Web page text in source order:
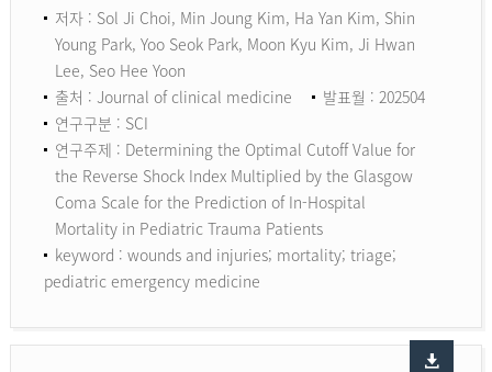
저자 : Sol Ji Choi, Min Joung Kim, Ha Yan Kim, Shin
Young Park, Yoo Seok Park, Moon Kyu Kim, Ji Hwan
Lee, Seo Hee Yoon
출처 : Journal of clinical medicine
발표월 : 202504
연구구분 : SCI
연구주제 : Determining the Optimal Cutoff Value for
the Reverse Shock Index Multiplied by the Glasgow
Coma Scale for the Prediction of In-Hospital
Mortality in Pediatric Trauma Patients
keyword : wounds and injuries; mortality; triage;
pediatric emergency medicine